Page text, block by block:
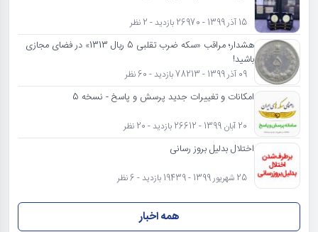
15 آذر 1399 - 26970 بازدید - 2 نظر
هشدار؛ مراقب «سکه ضرب تقلبی 5 ریال 1313» در فضای مجازی
باشید!
09 آذر 1399 - 78213 بازدید - 60 نظر
امکانات و تغییرات جدید پرسش و پاسخ - نسخه 5
20 آبان 1399 - 26612 بازدید - 20 نظر
اختلال بدلیل بروز رسانی
25 شهریور 1399 - 19439 بازدید - 6 نظر
همه اخبار